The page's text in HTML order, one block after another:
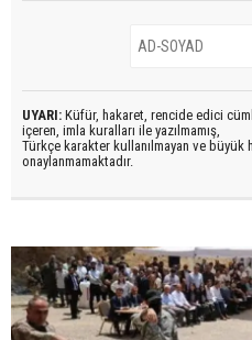
UYARI: Küfür, hakaret, rencide edici
içeren, imla kuralları ile yazılmamış,
Türkçe karakter kullanılmayan ve büyük
onaylanmamaktadır.